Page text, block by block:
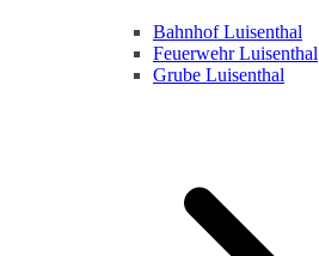
Bahnhof Luisenthal
Feuerwehr Luisenthal
Grube Luisenthal